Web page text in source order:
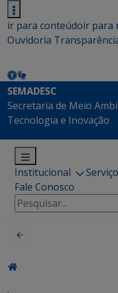
ir para conteúdoir para
Ouvidoria
SEMADESC
Secretaria de Meio
Tecnologia e Inovação
Institucional
Fale Conosco
Pesquisar
por: